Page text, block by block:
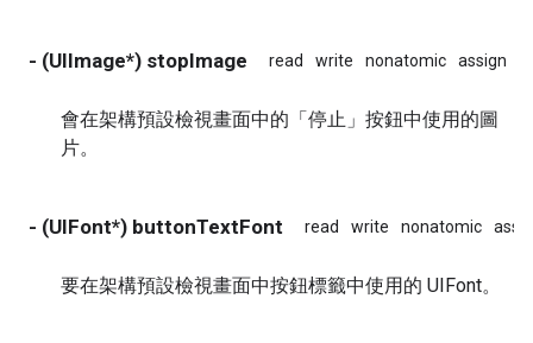
- (UIImage*) stopImage read write nonatomic assign
會在架構預設檢視畫面中的「停止」按鈕中使用的圖
片。
- (UIFont*) buttonTextFont read write nonatomic
要在架構預設檢視畫面中按鈕標籤中使用的 UIFont。